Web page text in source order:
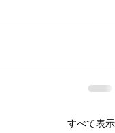
すべて表示